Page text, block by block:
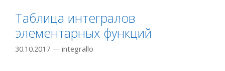
Таблица интегралов
элементарных функций
30.10.2017 — integrallo